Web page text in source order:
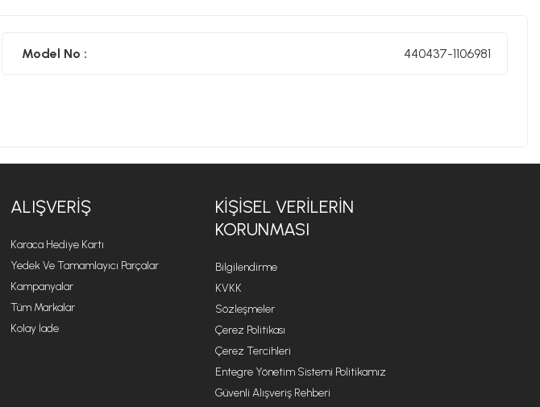
Model No : 440437-1106981
ALIŞVERIŞ
Karaca Hediye Kartı
Yedek Ve Tamamlayıcı Parçalar
Kampanyalar
Tüm Markalar
Kolay İade
KIŞISEL VERILERIN
KORUNMASI
Bilgilendirme
KVKK
Sözleşmeler
Çerez Politikası
Çerez Tercihleri
Entegre Yönetim Sistemi Politikamız
Güvenli Alışveriş Rehberi